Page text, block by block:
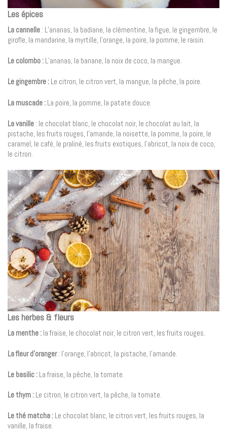
Les épices
La cannelle : L’ananas, la badiane, la clémentine, la figue, le gingembre, le
girofle, la mandarine, la myrtille, l’orange, la poire, la pomme, le raisin.
Le colombo : L’ananas, la banane, la noix de coco, la mangue.
Le gingembre : Le citron, le citron vert, la mangue, la pêche, la poire.
La muscade : La poire, la pomme, la patate douce.
La vanille : le chocolat blanc, le chocolat noir, le chocolat au lait, la
pistache, les fruits rouges, l’amande, la noisette, la pomme, la poire, le
caramel, le café, le praliné, les fruits exotiques, l’abricot, la noix de coco,
le citron.
Les herbes & fleurs
La menthe : la fraise, le chocolat noir, le citron vert, les fruits rouges.
La fleur d’oranger: l’orange, l’abricot, la pistache, l’amande.
Le basilic : La fraise, la pêche, la tomate.
Le thym : Le citron, le citron vert, la pêche, la tomate.
Le thé matcha : Le chocolat blanc, le citron vert, les fruits rouges, la
vanille, la fraise.